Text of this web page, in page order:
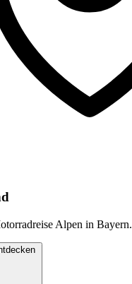
Alpen in Bayern.